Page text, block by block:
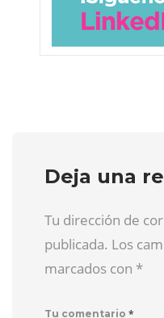
Deja una
Tu dirección de
publicada. Los
marcados con *
Tu comentario *